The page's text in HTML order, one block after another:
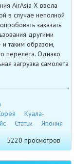
AirAsia X ввела
в случае неполной
заказать
другими
таким образом,
перелета. Однако
загрузка самолета
Куала-
Статьи
Япония
5220 просмотров